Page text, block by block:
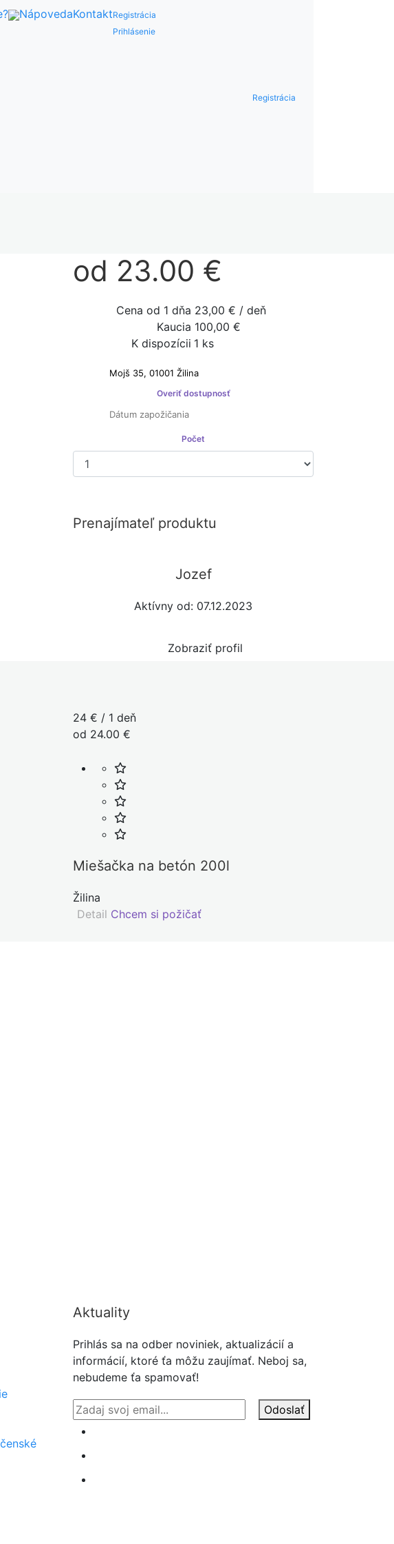
NápovedaKontaktRegistrácia
Prihlásenie
Registrácia
od 23.00 €
Cena od 1 dňa 23,00 € / deň
Kaucia 100,00 €
K dispozícii 1 ks
Prenajímateľ nie je platcom DPH
Overiť dostupnosť
Počet
Prenajímateľ produktu
Jozef
Aktívny od: 07.12.2023
Zobraziť profil
24 € / 1 deň
od 24.00 €
Miešačka na betón 200l
Žilina
Detail Chcem si požičať
Aktuality
Prihlás sa na odber noviniek, aktualizácií a
informácií, ktoré ťa môžu zaujímať. Neboj sa,
nebudeme ťa spamovať!
Odoslať